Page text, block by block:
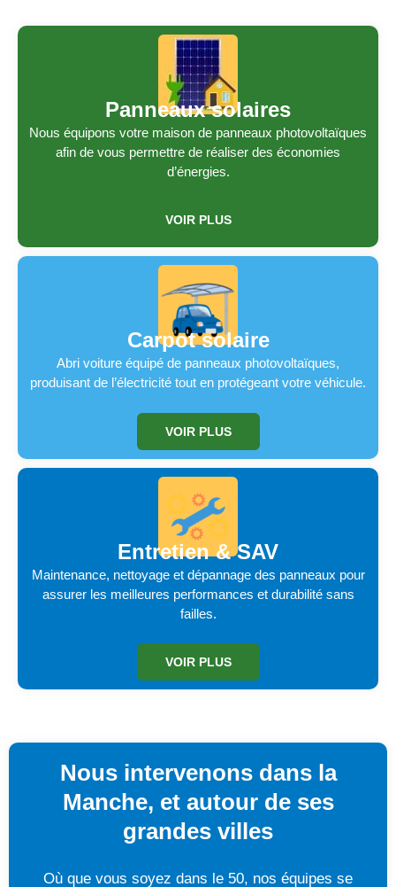
Panneaux solaires
Nous équipons votre maison de panneaux photovoltaïques
afin de vous permettre de réaliser des économies
d’énergies.
VOIR PLUS
Carpot solaire
Abri voiture équipé de panneaux photovoltaïques,
produisant de l’électricité tout en protégeant votre véhicule.
VOIR PLUS
Entretien & SAV
Maintenance, nettoyage et dépannage des panneaux pour
assurer les meilleures performances et durabilité sans
failles.
VOIR PLUS
Nous intervenons dans la
Manche, et autour de ses
grandes villes
Où que vous soyez dans le 50, nos équipes se